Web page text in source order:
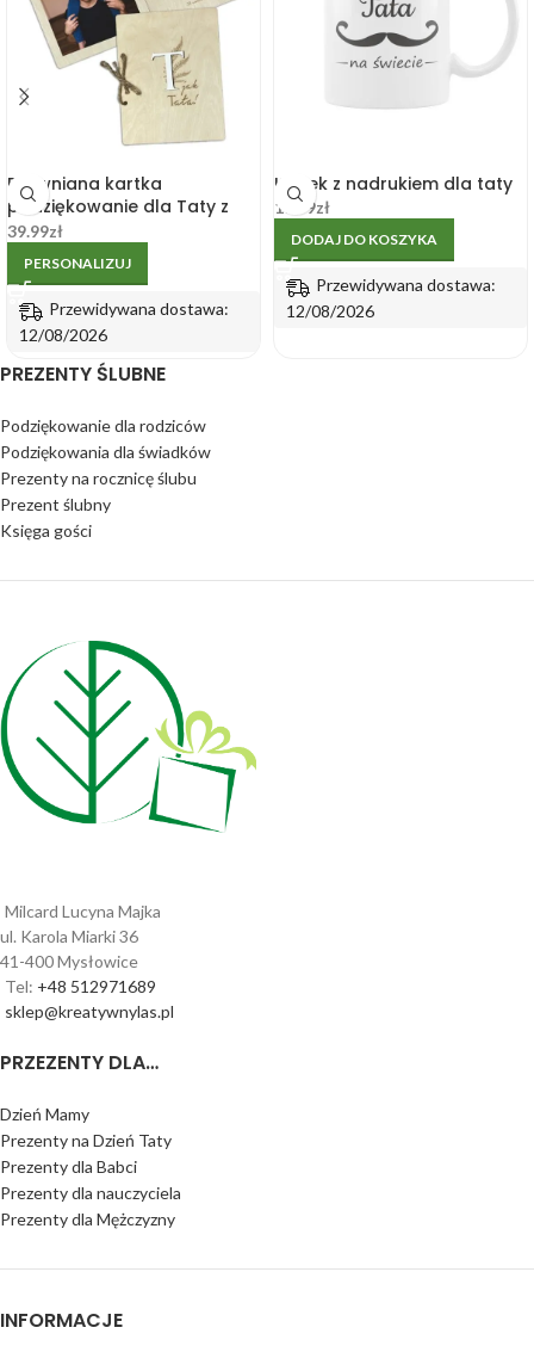
Drewniana kartka
podziękowanie dla Taty z
miejscem na zdjęcie
39.99zł
PERSONALIZUJ
Przewidywana dostawa:
12/08/2026
Kubek z nadrukiem dla taty
19.99zł
DODAJ DO KOSZYKA
Przewidywana dostawa:
12/08/2026
PREZENTY ŚLUBNE
Podziękowanie dla rodziców
Podziękowania dla świadków
Prezenty na rocznicę ślubu
Prezent ślubny
Księga gości
Milcard Lucyna Majka
ul. Karola Miarki 36
41-400 Mysłowice
Tel: +48 512971689
sklep@kreatywnylas.pl
PRZEZENTY DLA…
Dzień Mamy
Prezenty na Dzień Taty
Prezenty dla Babci
Prezenty dla nauczyciela
Prezenty dla Mężczyzny
INFORMACJE